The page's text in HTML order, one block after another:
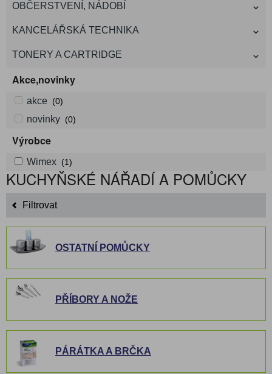
OBČERSTVENÍ, NÁDOBÍ
KANCELÁŘSKÁ TECHNIKA
TONERY A CARTRIDGE
Akce,novinky
akce (0)
novinky (0)
Výrobce
Wimex (1)
KUCHYŇSKÉ NÁŘADÍ A POMŮCKY
Filtrovat
OSTATNÍ POMŮCKY
PŘÍBORY A NOŽE
PÁRÁTKA A BRČKA